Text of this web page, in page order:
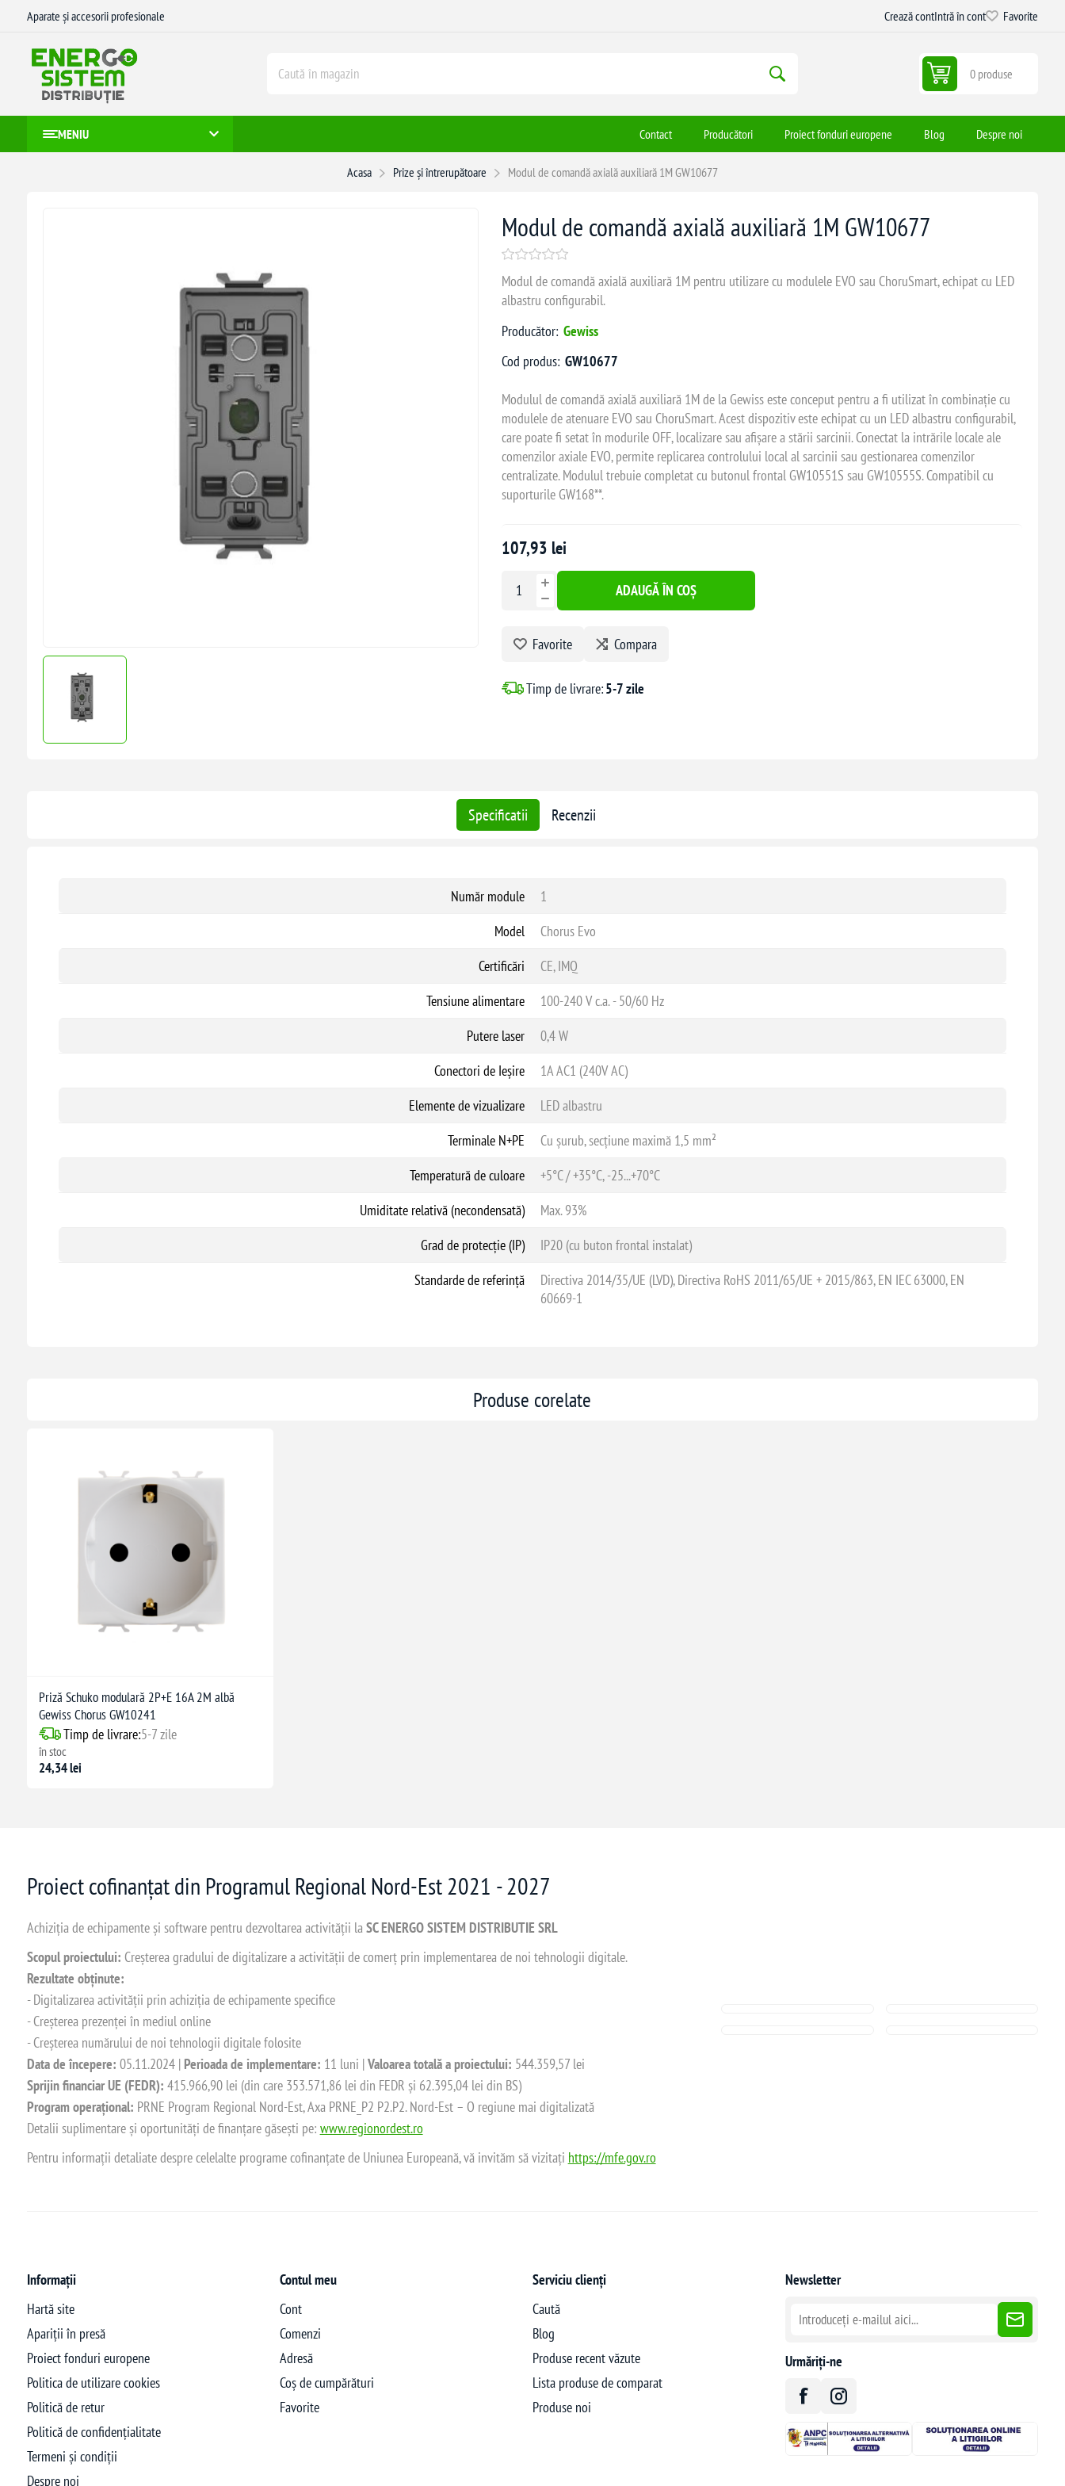
Aparate și accesorii profesionale Crează contIntră în cont Favorite
0 produse
MENIU Contact Producători Proiect fonduri europene Blog Despre noi
Acasa Prize și întrerupătoare Modul de comandă axială auxiliară 1M GW10677
Modul de comandă axială auxiliară 1M GW10677
Modul de comandă axială auxiliară 1M pentru utilizare cu modulele EVO sau ChoruSmart, echipat cu LED
albastru configurabil.
Producător: Gewiss
Cod produs: GW10677
Modulul de comandă axială auxiliară 1M de la Gewiss este conceput pentru a fi utilizat în combinație cu
modulele de atenuare EVO sau ChoruSmart. Acest dispozitiv este echipat cu un LED albastru configurabil,
care poate fi setat în modurile OFF, localizare sau afișare a stării sarcinii. Conectat la intrările locale ale
comenzilor axiale EVO, permite replicarea controlului local al sarcinii sau gestionarea comenzilor
centralizate. Modulul trebuie completat cu butonul frontal GW10551S sau GW10555S. Compatibil cu
suporturile GW168**.
107,93 lei
ADAUGĂ ÎN COȘ
Favorite Compara
Timp de livrare:5-7 zile
Specificatii Recenzii
Număr module
1
Model
Chorus Evo
Certificări
CE, IMQ
Tensiune alimentare
100-240 V c.a. - 50/60 Hz
Putere laser
0,4 W
Conectori de Ieșire
1A AC1 (240V AC)
Elemente de vizualizare
LED albastru
Terminale N+PE
Cu șurub, secțiune maximă 1,5 mm²
Temperatură de culoare
+5°C / +35°C, -25...+70°C
Umiditate relativă (necondensată)
Max. 93%
Grad de protecție (IP)
IP20 (cu buton frontal instalat)
Standarde de referință
Directiva 2014/35/UE (LVD), Directiva RoHS 2011/65/UE + 2015/863, EN IEC 63000, EN
60669-1
Produse corelate
Priză Schuko modulară 2P+E 16A 2M albă
Gewiss Chorus GW10241
Timp de livrare:5-7 zile
în stoc
24,34 lei
Proiect cofinanțat din Programul Regional Nord-Est 2021 - 2027
Achiziția de echipamente și software pentru dezvoltarea activității laSC ENERGO SISTEM DISTRIBUTIE SRL
Scopul proiectului: Creșterea gradului de digitalizare a activității de comerț prin implementarea de noi tehnologii digitale.
Rezultate obținute:
- Digitalizarea activității prin achiziția de echipamente specifice
- Creșterea prezenței în mediul online
- Creșterea numărului de noi tehnologii digitale folosite
Data de începere: 05.11.2024 | Perioada de implementare: 11 luni |Valoarea totală a proiectului: 544.359,57 lei
Sprijin financiar UE (FEDR): 415.966,90 lei (din care 353.571,86 lei din FEDR și 62.395,04 lei din BS)
Program operațional: PRNE Program Regional Nord-Est, Axa PRNE_P2 P2.P2. Nord-Est – O regiune mai digitalizată
Detalii suplimentare și oportunități de finanțare găsești pe: www.regionordest.ro
Pentru informații detaliate despre celelalte programe cofinanțate de Uniunea Europeană, vă invităm să vizitați https://mfe.gov.ro
Informații
Hartă site
Apariții în presă
Proiect fonduri europene
Politica de utilizare cookies
Politică de retur
Politică de confidențialitate
Termeni și condiții
Despre noi
Contul meu
Cont
Comenzi
Adresă
Coș de cumpărături
Favorite
Serviciu clienți
Caută
Blog
Produse recent văzute
Lista produse de comparat
Produse noi
Newsletter
Urmăriți-ne